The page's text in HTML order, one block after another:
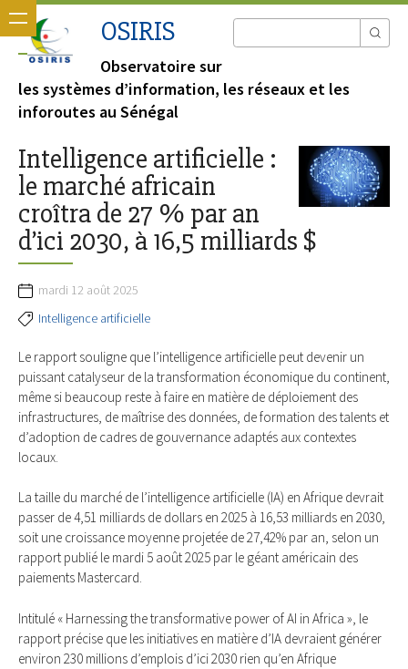
OSIRIS
Observatoire sur
les systèmes d’information, les réseaux et les
inforoutes au Sénégal
Intelligence artificielle :
le marché africain
croîtra de 27 % par an
d’ici 2030, à 16,5 milliards $
mardi 12 août 2025
Intelligence artificielle
Le rapport souligne que l’intelligence artificielle peut devenir un
puissant catalyseur de la transformation économique du continent,
même si beaucoup reste à faire en matière de déploiement des
infrastructures, de maîtrise des données, de formation des talents et
d’adoption de cadres de gouvernance adaptés aux contextes
locaux.
La taille du marché de l’intelligence artificielle (IA) en Afrique devrait
passer de 4,51 milliards de dollars en 2025 à 16,53 milliards en 2030,
soit une croissance moyenne projetée de 27,42% par an, selon un
rapport publié le mardi 5 août 2025 par le géant américain des
paiements Mastercard.
Intitulé « Harnessing the transformative power of AI in Africa », le
rapport précise que les initiatives en matière d’IA devraient générer
environ 230 millions d’emplois d’ici 2030 rien qu’en Afrique